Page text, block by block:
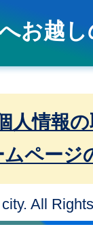
お越
人情報
ムページ
All